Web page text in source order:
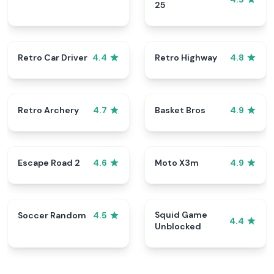
25
Retro Car Driver 4.4 Retro Highway 4.8
Retro Archery 4.7 Basket Bros 4.9
Escape Road 2 4.6 Moto X3m 4.9
Soccer Random 4.5
Squid Game
Unblocked
4.4